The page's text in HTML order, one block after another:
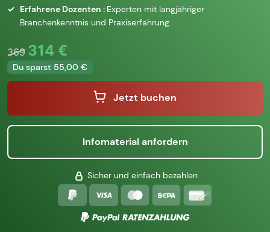
Erfahrene Dozenten : Experten mit langjähriger
Branchenkenntnis und Praxiserfahrung.
369 314 €
Du sparst 55,00 €
Jetzt buchen
Infomaterial anfordern
Sicher und einfach bezahlen